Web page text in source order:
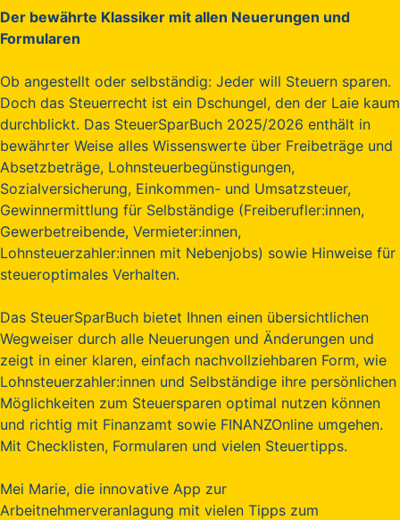
Der bewährte Klassiker mit allen Neuerungen und
Formularen
Ob angestellt oder selbständig: Jeder will Steuern sparen.
Doch das Steuerrecht ist ein Dschungel, den der Laie kaum
durchblickt. Das SteuerSparBuch 2025/2026 enthält in
bewährter Weise alles Wissenswerte über Freibeträge und
Absetzbeträge, Lohnsteuerbegünstigungen,
Sozialversicherung, Einkommen- und Umsatzsteuer,
Gewinnermittlung für Selbständige (Freiberufler:innen,
Gewerbetreibende, Vermieter:innen,
Lohnsteuerzahler:innen mit Nebenjobs) sowie Hinweise für
steueroptimales Verhalten.
Das SteuerSparBuch bietet Ihnen einen übersichtlichen
Wegweiser durch alle Neuerungen und Änderungen und
zeigt in einer klaren, einfach nachvollziehbaren Form, wie
Lohnsteuerzahler:innen und Selbständige ihre persönlichen
Möglichkeiten zum Steuersparen optimal nutzen können
und richtig mit Finanzamt sowie FINANZOnline umgehen.
Mit Checklisten, Formularen und vielen Steuertipps.
Mei Marie, die innovative App zur
Arbeitnehmerveranlagung mit vielen Tipps zum